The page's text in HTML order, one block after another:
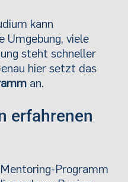
kann
Umgebung, viele
steht schneller
hier setzt das
an.
erfahrenen
Programm